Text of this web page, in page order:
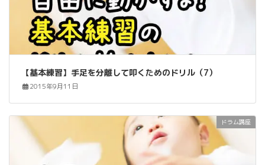
【基本練習】手足を分離して叩くためのドリル（7）
2015年9月11日
ドラム講座